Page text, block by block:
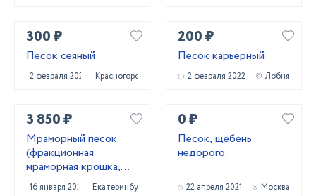
300 ₽
Песок сеяный
2 февраля 2022 Красногорск
200 ₽
Песок карьерный
2 февраля 2022 Лобня
3 850 ₽
Мраморный песок
(фракционная
мраморная крошка,
каролит)
16 января 2022 Екатеринбург
0 ₽
Песок, щебень
недорого.
22 апреля 2021 Москва